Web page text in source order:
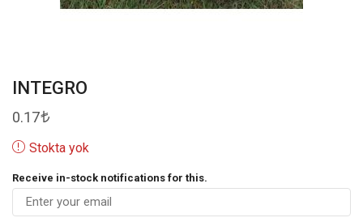
INTEGRO
0.17
Stokta yok
Receive in-stock notifications for this.